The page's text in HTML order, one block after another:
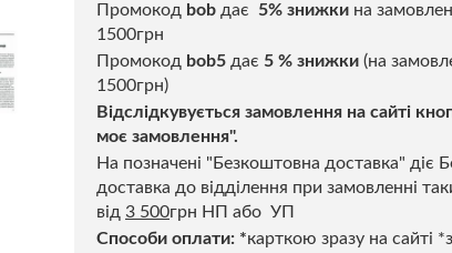
Промокод bob дає 5% знижки на
1500грн
Промокод bob5 дає 5 % знижки (на
1500грн)
Відслідкувується замовлення на сайті
моє замовлення".
На позначені "Безкоштовна доставка" діє
доставка до відділення при замовленні
від 3 500грн НП або УП
Способи оплати: *карткою зразу на сайті